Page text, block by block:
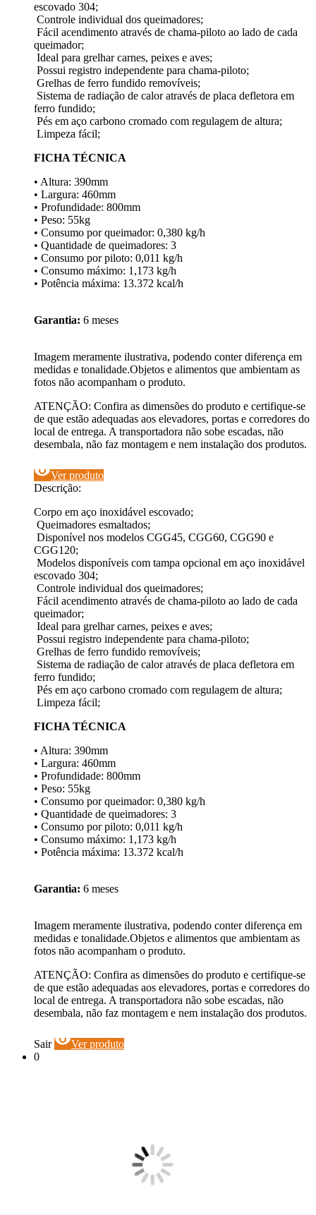
escovado 304;
Controle individual dos queimadores;
Fácil acendimento através de chama-piloto ao lado de cada
queimador;
Ideal para grelhar carnes, peixes e aves;
Possui registro independente para chama-piloto;
Grelhas de ferro fundido removíveis;
Sistema de radiação de calor através de placa defletora em
ferro fundido;
Pés em aço carbono cromado com regulagem de altura;
Limpeza fácil;
FICHA TÉCNICA
• Altura: 390mm
• Largura: 460mm
• Profundidade: 800mm
• Peso: 55kg
• Consumo por queimador: 0,380 kg/h
• Quantidade de queimadores: 3
• Consumo por piloto: 0,011 kg/h
• Consumo máximo: 1,173 kg/h
• Potência máxima: 13.372 kcal/h
Garantia: 6 meses
Imagem meramente ilustrativa, podendo conter diferença em
medidas e tonalidade.Objetos e alimentos que ambientam as
fotos não acompanham o produto.
ATENÇÃO: Confira as dimensões do produto e certifique-se
de que estão adequadas aos elevadores, portas e corredores do
local de entrega. A transportadora não sobe escadas, não
desembala, não faz montagem e nem instalação dos produtos.
visibilityVer produto
Descrição:
Corpo em aço inoxidável escovado;
Queimadores esmaltados;
Disponível nos modelos CGG45, CGG60, CGG90 e
CGG120;
Modelos disponíveis com tampa opcional em aço inoxidável
escovado 304;
Controle individual dos queimadores;
Fácil acendimento através de chama-piloto ao lado de cada
queimador;
Ideal para grelhar carnes, peixes e aves;
Possui registro independente para chama-piloto;
Grelhas de ferro fundido removíveis;
Sistema de radiação de calor através de placa defletora em
ferro fundido;
Pés em aço carbono cromado com regulagem de altura;
Limpeza fácil;
FICHA TÉCNICA
• Altura: 390mm
• Largura: 460mm
• Profundidade: 800mm
• Peso: 55kg
• Consumo por queimador: 0,380 kg/h
• Quantidade de queimadores: 3
• Consumo por piloto: 0,011 kg/h
• Consumo máximo: 1,173 kg/h
• Potência máxima: 13.372 kcal/h
Garantia: 6 meses
Imagem meramente ilustrativa, podendo conter diferença em
medidas e tonalidade.Objetos e alimentos que ambientam as
fotos não acompanham o produto.
ATENÇÃO: Confira as dimensões do produto e certifique-se
de que estão adequadas aos elevadores, portas e corredores do
local de entrega. A transportadora não sobe escadas, não
desembala, não faz montagem e nem instalação dos produtos.
Sair visibilityVer produto
0